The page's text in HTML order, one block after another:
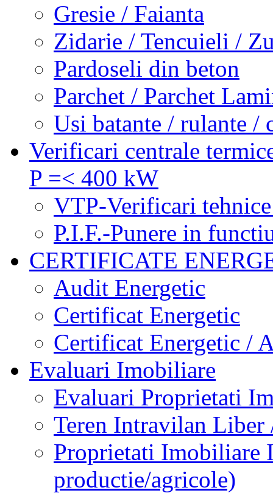
Gresie / Faianta
Zidarie / Tencuieli /
Pardoseli din beton
Parchet / Parchet
Usi batante / rulante /
Verificari centrale
P =< 400 kW
VTP-Verificari
P.I.F.-Punere in
CERTIFICATE
Audit Energetic
Certificat Energetic
Certificat Energetic /
Evaluari Imobiliare
Evaluari Proprietati
Teren Intravilan Liber
Proprietati Imobiliare
productie/agricole)